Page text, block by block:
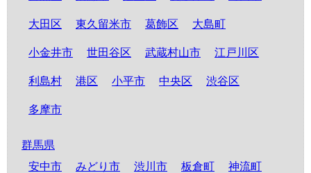
大田区 東久留米市 葛飾区 大島町
小金井市 世田谷区 武蔵村山市 江戸川区
利島村 港区 小平市 中央区 渋谷区
多摩市
群馬県
安中市
みどり市 渋川市 板倉町 神流町